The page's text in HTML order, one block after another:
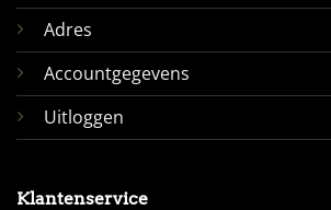
Adres
Accountgegevens
Uitloggen
Klantenservice